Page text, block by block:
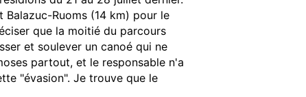
Balazuc-Ruoms (14 km) pour le
que la moitié du parcours
et soulever un canoé qui ne
partout, et le responsable n'a
"évasion". Je trouve que le